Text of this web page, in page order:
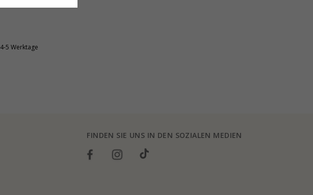
4-5 Werktage
FINDEN SIE UNS IN DEN SOZIALEN MEDIEN